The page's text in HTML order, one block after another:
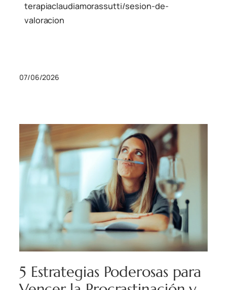
terapiaclaudiamorassutti/sesion-de-
valoracion
07/06/2026
5 Estrategias Poderosas para